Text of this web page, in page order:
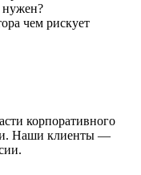
нужен?
чем рискует
корпоративного
Наши клиенты —